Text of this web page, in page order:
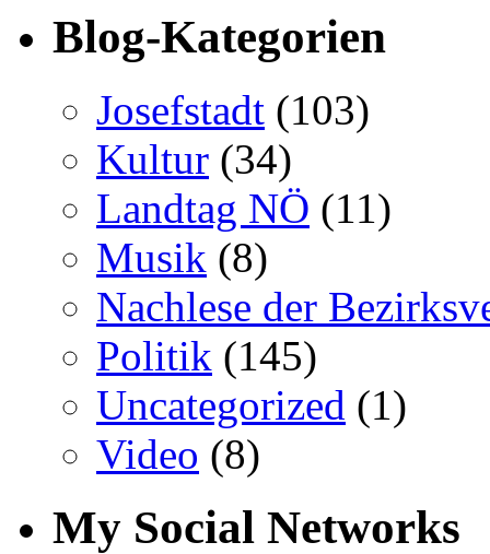
Blog-Kategorien
Josefstadt (103)
Kultur (34)
Landtag NÖ (11)
Musik (8)
Nachlese der
Politik (145)
Uncategorized (1)
Video (8)
My Social Networks